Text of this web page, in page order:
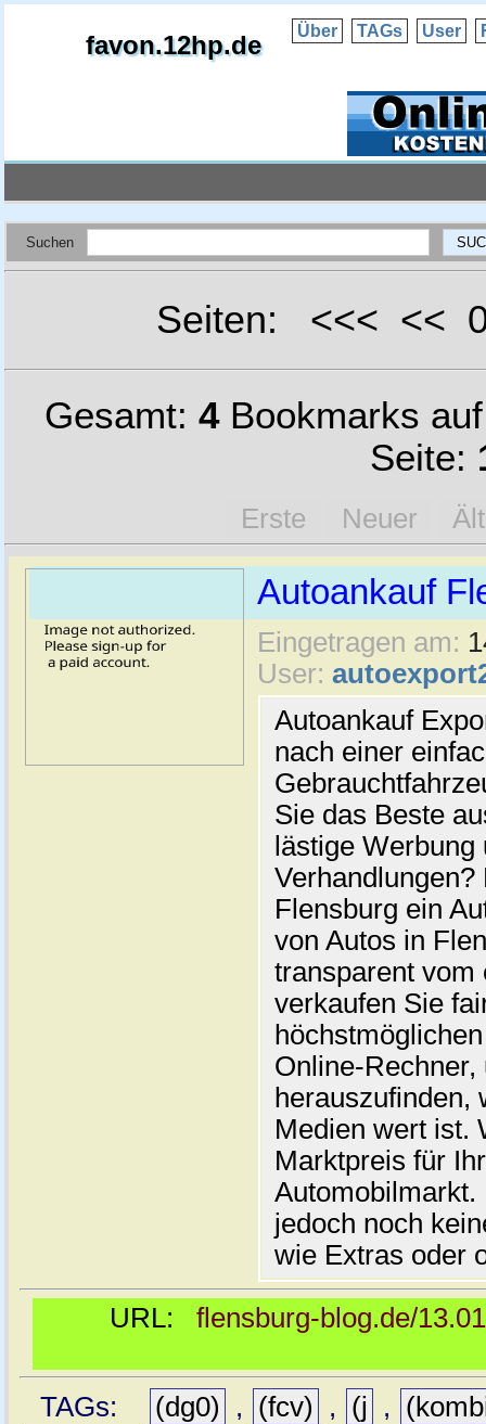
favon.12hp.de Über TAGs User
Suchen
Seiten: <<< <<
Gesamt: 4Bookmarks
Seite:
Erste Neuer
Autoankauf
Eingetragen am:
User:
Autoankauf
nach einer
Sie das Beste
lästige
Flensburg ein
von Autos in
transparent vom
verkaufen Sie
Online-
herauszufinden,
Medien wert ist.
Marktpreis für
jedoch noch
wie Extras oder
URL: flensburg-blog.de/
TAGs: (dg0) , (fcv) , (j ,